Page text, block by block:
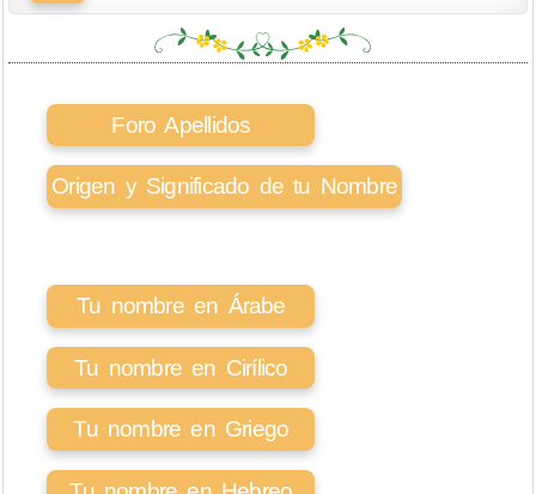
Foro Apellidos
Origen y Significado de tu Nombre
Tu nombre en Árabe
Tu nombre en Cirílico
Tu nombre en Griego